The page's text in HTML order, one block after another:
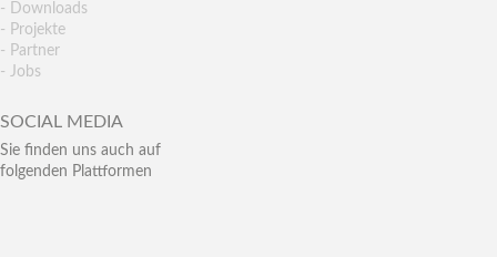
- Downloads
- Projekte
- Partner
- Jobs
SOCIAL MEDIA
Sie finden uns auch auf
folgenden Plattformen